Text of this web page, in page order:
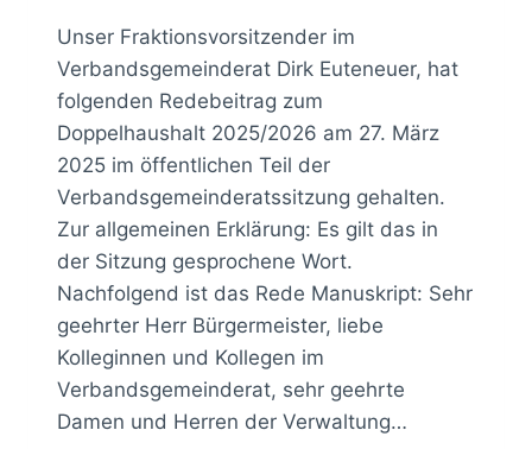
Unser Fraktionsvorsitzender im
Verbandsgemeinderat Dirk Euteneuer, hat
folgenden Redebeitrag zum
Doppelhaushalt 2025/2026 am 27. März
2025 im öffentlichen Teil der
Verbandsgemeinderatssitzung gehalten.
Zur allgemeinen Erklärung: Es gilt das in
der Sitzung gesprochene Wort.
Nachfolgend ist das Rede Manuskript: Sehr
geehrter Herr Bürgermeister, liebe
Kolleginnen und Kollegen im
Verbandsgemeinderat, sehr geehrte
Damen und Herren der Verwaltung…